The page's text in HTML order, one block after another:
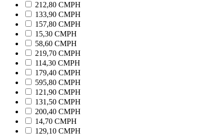
212,80 CMPH
133,90 CMPH
157,80 CMPH
15,30 CMPH
58,60 CMPH
219,70 CMPH
114,30 CMPH
179,40 CMPH
595,80 CMPH
121,90 CMPH
131,50 CMPH
200,40 CMPH
14,70 CMPH
129,10 CMPH